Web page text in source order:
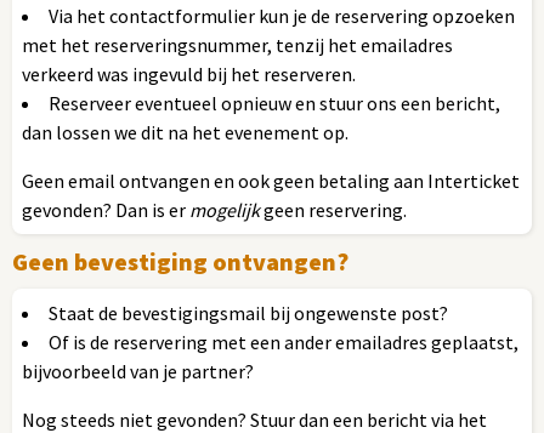
Via het contactformulier kun je de reservering opzoeken
met het reserveringsnummer, tenzij het emailadres
verkeerd was ingevuld bij het reserveren.
Reserveer eventueel opnieuw en stuur ons een bericht,
dan lossen we dit na het evenement op.
Geen email ontvangen en ook geen betaling aan Interticket
gevonden? Dan is er mogelijkgeen reservering.
Geen bevestiging ontvangen?
Staat de bevestigingsmail bij ongewenste post?
Of is de reservering met een ander emailadres geplaatst,
bijvoorbeeld van je partner?
Nog steeds niet gevonden? Stuur dan een bericht via het